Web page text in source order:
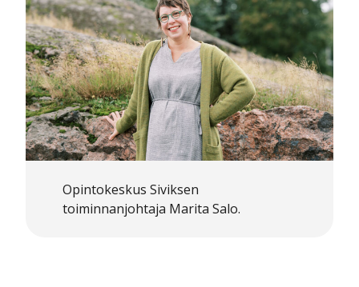
Opintokeskus Siviksen
toiminnanjohtaja Marita Salo.